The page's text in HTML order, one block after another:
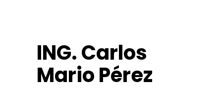
ING. Carlos
Mario Pérez